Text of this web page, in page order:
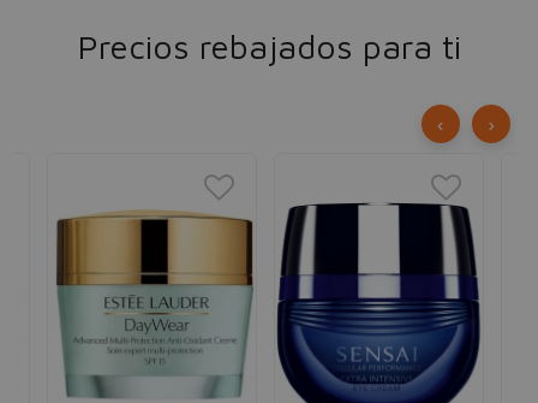
Precios rebajados para ti
‹ ›